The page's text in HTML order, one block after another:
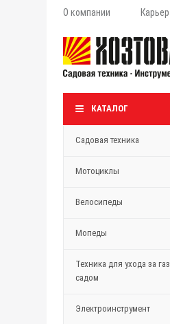
О компании
КАТАЛОГ
Садовая техника
Мотоциклы
Велосипеды
Мопеды
Техника для ухода за
садом
Электроинструмент